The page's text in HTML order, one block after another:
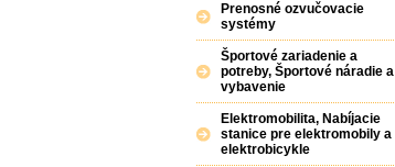
Prenosné ozvučovacie
systémy
Športové zariadenie a
potreby, Športové náradie a
vybavenie
Elektromobilita, Nabíjacie
stanice pre elektromobily a
elektrobicykle